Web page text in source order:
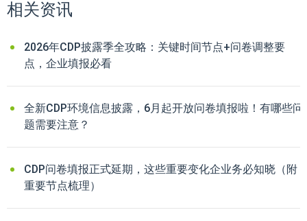
相关资讯
2026年CDP披露季全攻略：关键时间节点+问卷调整要
点，企业填报必看
全新CDP环境信息披露，6月起开放问卷填报啦！有哪些问
题需要注意？
CDP问卷填报正式延期，这些重要变化企业务必知晓（附
重要节点梳理）